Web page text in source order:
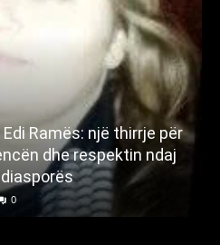
Ramës: një thirrje për
dhe respektin ndaj
0